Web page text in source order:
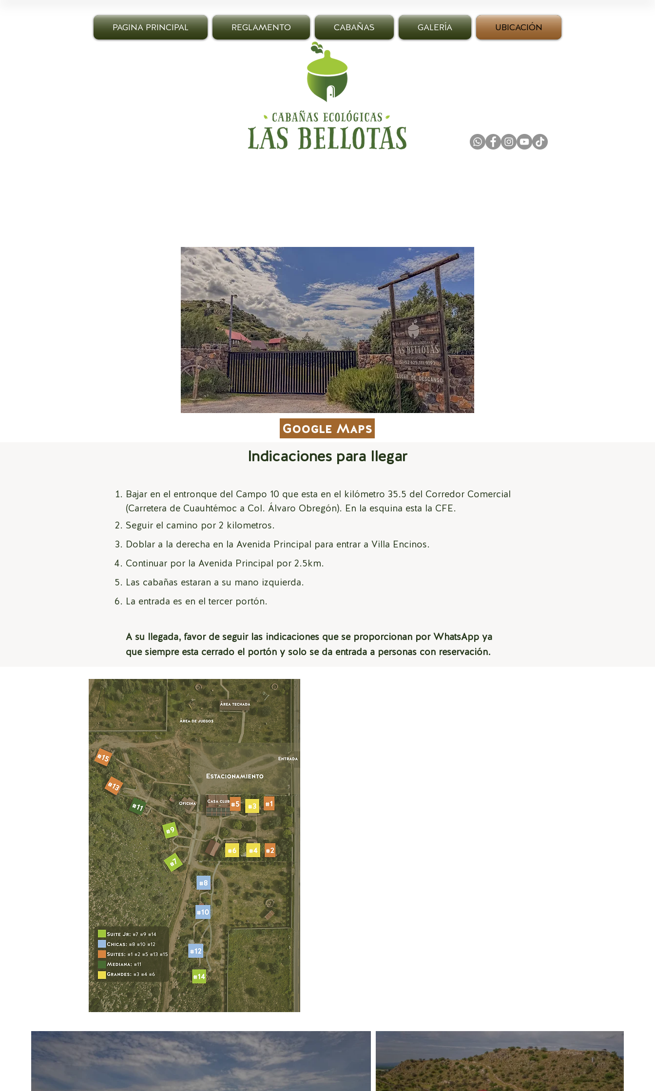
PAGINA PRINCIPAL REGLAMENTO CABAÑAS GALERÍA UBICACIÓN
Google Maps
Indicaciones para llegar
Bajar en el entronque del Campo 10 que esta en el kilómetro 35.5 del Corredor Comercial
(Carretera de Cuauhtémoc a Col. Álvaro Obregón). En la esquina esta la CFE.
Seguir el camino por 2 kilometros.
Doblar a la derecha en la Avenida Principal para entrar a Villa Encinos.
Continuar por la Avenida Principal por 2.5km.
Las cabañas estaran a su mano izquierda.
La entrada es en el tercer portón.
A su llegada, favor de seguir las indicaciones que se proporcionan por WhatsApp ya
que siempre esta cerrado el portón y solo se da entrada a personas con reservación.